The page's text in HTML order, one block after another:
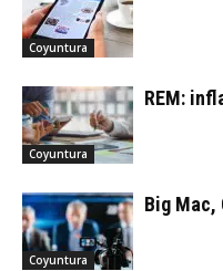
Coyuntura
Coyuntura
REM:
Coyuntura
Big Mac,